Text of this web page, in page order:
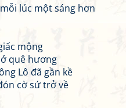
lúc một sáng hơn
mộng
quê hương
Lô đã gần kề
cờ sứ trở về